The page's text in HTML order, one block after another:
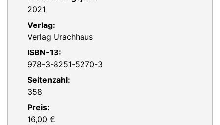
2021
Verlag:
Verlag Urachhaus
ISBN-13:
978-3-8251-5270-3
Seitenzahl:
358
Preis:
16,00 €